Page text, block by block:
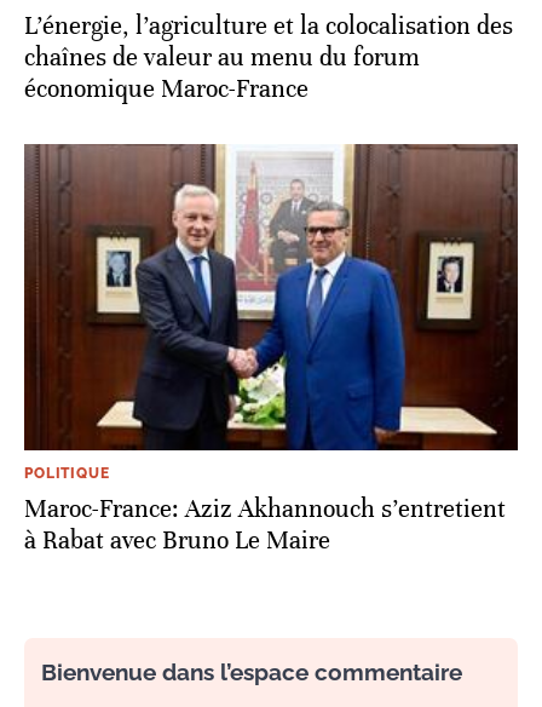
L’énergie, l’agriculture et la colocalisation des
chaînes de valeur au menu du forum
économique Maroc-France
POLITIQUE
Maroc-France: Aziz Akhannouch s’entretient
à Rabat avec Bruno Le Maire
Bienvenue dans l’espace commentaire